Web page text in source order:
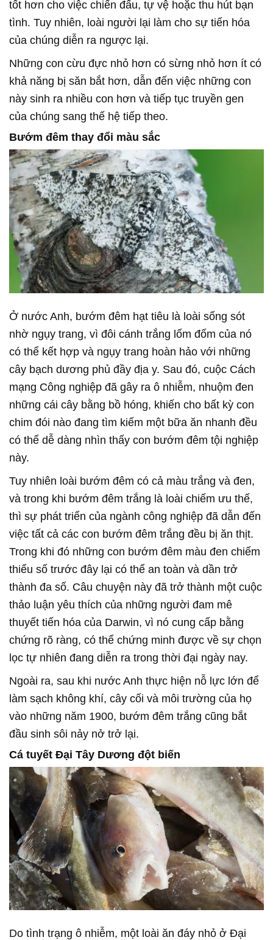
tốt hơn cho việc chiến đấu, tự vệ hoặc thu hút bạn
tình. Tuy nhiên, loài người lại làm cho sự tiến hóa
của chúng diễn ra ngược lại.
Những con cừu đực nhỏ hơn có sừng nhỏ hơn ít có
khả năng bị săn bắt hơn, dẫn đến việc những con
này sinh ra nhiều con hơn và tiếp tục truyền gen
của chúng sang thế hệ tiếp theo.
Bướm đêm thay đổi màu sắc
Ở nước Anh, bướm đêm hạt tiêu là loài sống sót
nhờ ngụy trang, vì đôi cánh trắng lốm đốm của nó
có thể kết hợp và ngụy trang hoàn hảo với những
cây bạch dương phủ đầy địa y. Sau đó, cuộc Cách
mạng Công nghiệp đã gây ra ô nhiễm, nhuộm đen
những cái cây bằng bồ hóng, khiến cho bất kỳ con
chim đói nào đang tìm kiếm một bữa ăn nhanh đều
có thể dễ dàng nhìn thấy con bướm đêm tội nghiệp
này.
Tuy nhiên loài bướm đêm có cả màu trắng và đen,
và trong khi bướm đêm trắng là loài chiếm ưu thế,
thì sự phát triển của ngành công nghiệp đã dẫn đến
việc tất cả các con bướm đêm trắng đều bị ăn thịt.
Trong khi đó những con bướm đêm màu đen chiếm
thiểu số trước đây lại có thể an toàn và dần trở
thành đa số. Câu chuyện này đã trở thành một cuộc
thảo luận yêu thích của những người đam mê
thuyết tiến hóa của Darwin, vì nó cung cấp bằng
chứng rõ ràng, có thể chứng minh được về sự chọn
lọc tự nhiên đang diễn ra trong thời đại ngày nay.
Ngoài ra, sau khi nước Anh thực hiện nỗ lực lớn để
làm sạch không khí, cây cối và môi trường của họ
vào những năm 1900, bướm đêm trắng cũng bắt
đầu sinh sôi nảy nở trở lại.
Cá tuyết Đại Tây Dương đột biến
Do tình trạng ô nhiễm, một loài ăn đáy nhỏ ở Đại